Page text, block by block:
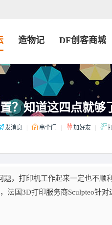
造物记 DF创客商城
？知道这四点就够
发消息 串个门 加好友
题，打印机工作起来一定也不顺
法国3D打印服务商Sculpteo针